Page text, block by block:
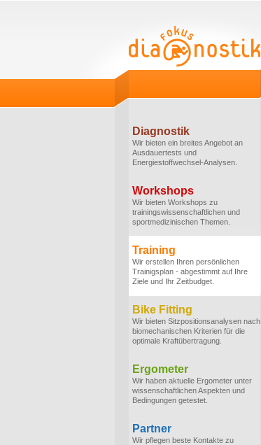
Diagnostik
Wir bieten ein breites Angebot an
Ausdauertests und
Energiestoffwechsel-Analysen.
Workshops
Wir bieten Workshops zu
trainingswissenschaftlichen und
sportmedizinischen Themen.
Training
Wir erstellen Ihren persönlichen
Trainigsplan - abgestimmt auf Ihre
Ziele und Ihr Zeitbudget.
Bike Fitting
Wir bieten Sitzpositionsanalysen nach
biomechanischen Kriterien für die
optimale Kraftübertragung.
Ergometer
Wir haben aktuelle Ergometer unter
wissenschaftlichen Aspekten und
Bedingungen getestet.
Partner
Wir pflegen beste Kontakte zu